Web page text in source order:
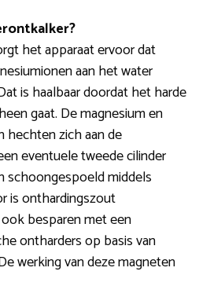
het apparaat ervoor dat
aan het water
is haalbaar doordat het harde
gaat. De magnesium en
hechten zich aan de
eventuele tweede cilinder
schoongespoeld middels
is onthardingszout
besparen met een
ontharders op basis van
werking van deze magneten